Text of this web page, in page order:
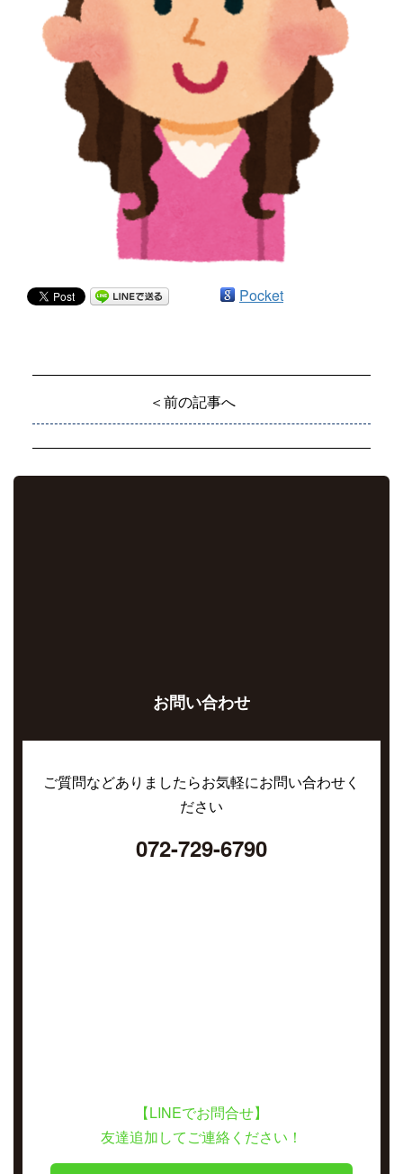
Pocket
＜前の記事へ
お問い合わせ
ご質問などありましたらお気軽にお問い合わせく
ださい
072-729-6790
【LINEでお問合せ】
友達追加してご連絡ください！